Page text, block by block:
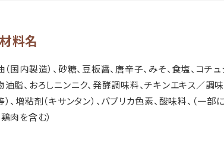
料名
（国内製造）、砂糖、豆板醤、唐辛子、みそ、食塩、コチュ
油脂、おろしニンニク、発酵調味料、チキンエキス／調味
）、増粘剤（キサンタン）、パプリカ色素、酸味料、（一部
鶏肉を含む）